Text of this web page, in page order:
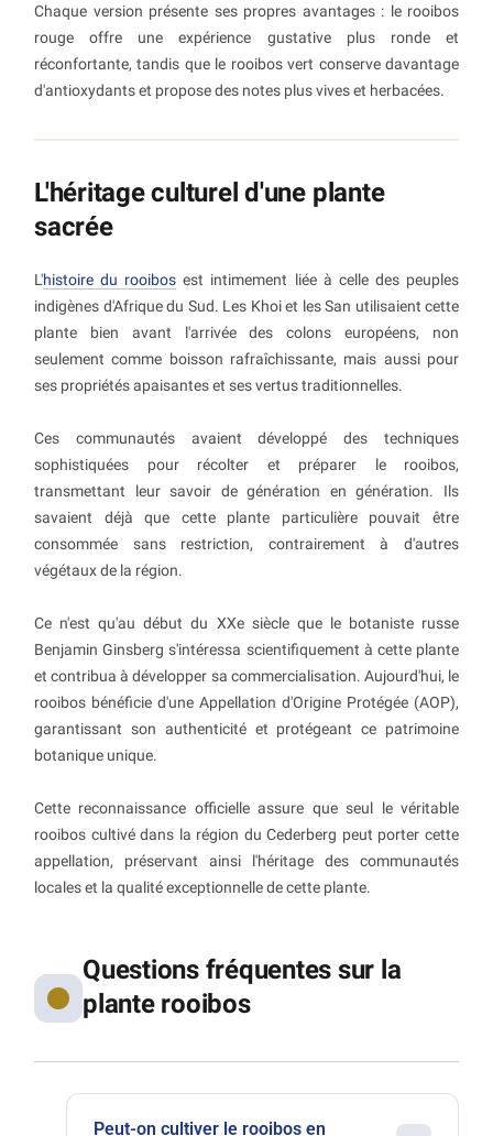
Chaque version présente ses propres avantages : le rooibos
rouge offre une expérience gustative plus ronde et
réconfortante, tandis que le rooibos vert conserve davantage
d'antioxydants et propose des notes plus vives et herbacées.
L'héritage culturel d'une plante
sacrée
L'histoire du rooibos est intimement liée à celle des peuples
indigènes d'Afrique du Sud. Les Khoi et les San utilisaient cette
plante bien avant l'arrivée des colons européens, non
seulement comme boisson rafraîchissante, mais aussi pour
ses propriétés apaisantes et ses vertus traditionnelles.
Ces communautés avaient développé des techniques
sophistiquées pour récolter et préparer le rooibos,
transmettant leur savoir de génération en génération. Ils
savaient déjà que cette plante particulière pouvait être
consommée sans restriction, contrairement à d'autres
végétaux de la région.
Ce n'est qu'au début du XXe siècle que le botaniste russe
Benjamin Ginsberg s'intéressa scientifiquement à cette plante
et contribua à développer sa commercialisation. Aujourd'hui, le
rooibos bénéficie d'une Appellation d'Origine Protégée (AOP),
garantissant son authenticité et protégeant ce patrimoine
botanique unique.
Cette reconnaissance officielle assure que seul le véritable
rooibos cultivé dans la région du Cederberg peut porter cette
appellation, préservant ainsi l'héritage des communautés
locales et la qualité exceptionnelle de cette plante.
Questions fréquentes sur la
plante rooibos
Peut-on cultiver le rooibos en